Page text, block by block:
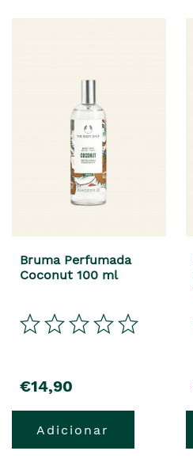
Bruma Perfumada
Coconut 100 ml
€14,90
Adicionar